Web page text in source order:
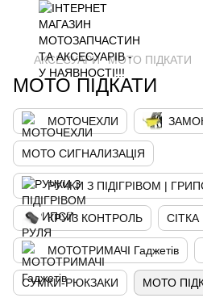
АКСЕСУАРИ МОТО ПІДКАТИ
МОТО ПІДКАТИ
МОТОЧЕХЛИ
МОТО СИГНАЛИЗАЦІЯ
РУЧКИ З ПІДІГРІВОМ |
КРУЇЗ КОНТРОЛЬ
МОТОТРИМАЧІ Гаджетів
СУМКИ-РЮКЗАКИ МОТО